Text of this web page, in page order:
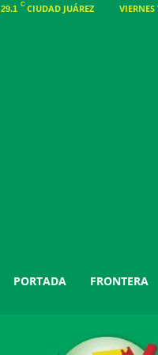
29.1 C CIUDAD JUÁREZ
PORTADA FRONTERA